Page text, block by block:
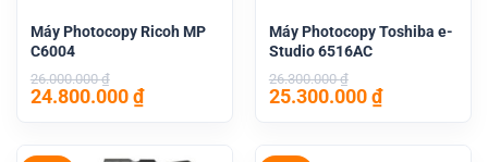
Máy Photocopy Ricoh MP
C6004
26.000.000₫
Giá
26.000.000 ₫.
24.800.000₫Giá
hiện
là:
Máy Photocopy Toshiba e-
Studio 6516AC
26.300.000₫
Giá
26.300.000 ₫.
25.300.000₫Giá
hiện